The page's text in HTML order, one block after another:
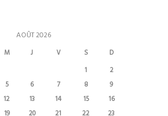
AOÛT 2026
M J V S
D
1
2
5 6 7 8
9
12 13 14 15
16
19 20 21 22 23